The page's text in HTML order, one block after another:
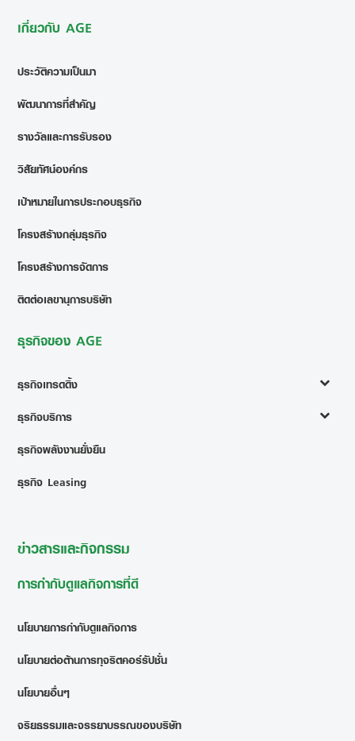
เกี่ยวกับ AGE
ประวัติความเป็นมา
พัฒนาการที่สำคัญ
รางวัลและการรับรอง
วิสัยทัศน์องค์กร
เป้าหมายในการประกอบธุรกิจ
โครงสร้างกลุ่มธุรกิจ
โครงสร้างการจัดการ
ติดต่อเลขานุการบริษัท
ธุรกิจของ AGE
ธุรกิจเทรดดิ้ง
ธุรกิจบริการ
ธุรกิจพลังงานยั่งยืน
ธุรกิจ Leasing
ข่าวสารและกิจกรรม
การกำกับดูแลกิจการที่ดี
นโยบายการกำกับดูแลกิจการ
นโยบายต่อต้านการทุจริตคอร์รัปชั่น
นโยบายอื่นๆ
จริยธรรมและจรรยาบรรณของบริษัท